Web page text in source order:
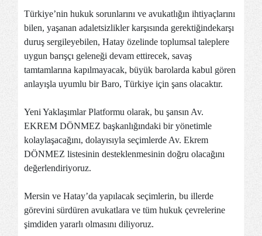
Türkiye’nin hukuk sorunlarını ve avukatlığın ihtiyaçlarını
bilen, yaşanan adaletsizlikler karşısında gerektiğindekarşı
duruş sergileyebilen, Hatay özelinde toplumsal taleplere
uygun barışçı geleneği devam ettirecek, savaş
tamtamlarına kapılmayacak, büyük barolarda kabul gören
anlayışla uyumlu bir Baro, Türkiye için şans olacaktır.
Yeni Yaklaşımlar Platformu olarak, bu şansın Av.
EKREM DÖNMEZ başkanlığındaki bir yönetimle
kolaylaşacağını, dolayısıyla seçimlerde Av. Ekrem
DÖNMEZ listesinin desteklenmesinin doğru olacağını
değerlendiriyoruz.
Mersin ve Hatay’da yapılacak seçimlerin, bu illerde
görevini sürdüren avukatlara ve tüm hukuk çevrelerine
şimdiden yararlı olmasını diliyoruz.